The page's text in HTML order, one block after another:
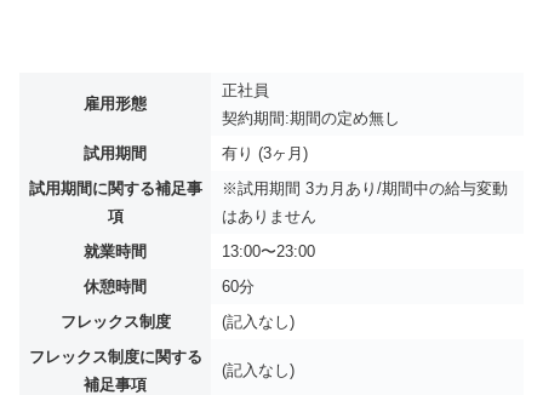
雇用形態
正社員
契約期間:期間の定め無し
試用期間
有り (3ヶ月)
試用期間に関する補足事
項
※試用期間 3カ月あり/期間中の給与変動
はありません
就業時間
13:00〜23:00
休憩時間
60分
フレックス制度
(記入なし)
フレックス制度に関する
補足事項
(記入なし)